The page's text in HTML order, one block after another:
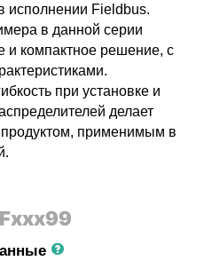
исполнении Fieldbus.
в данной серии
и компактное решение, с
при установке и
делает
применимым в
Fxxx99